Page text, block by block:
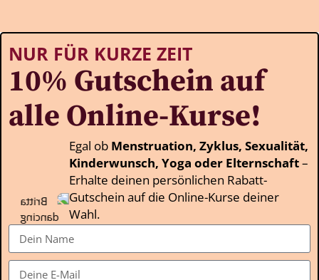
NUR FÜR KURZE ZEIT
10% Gutschein auf
alle Online-Kurse!
Egal ob Menstruation, Zyklus, Sexualität,
Kinderwunsch, Yoga oder Elternschaft–
Erhalte deinen persönlichen Rabatt-
Gutschein auf die Online-Kurse deiner
Wahl.